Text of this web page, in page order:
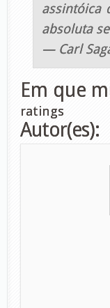
assintóica
absoluta
— Carl
Em que
ratings
Autor(es):